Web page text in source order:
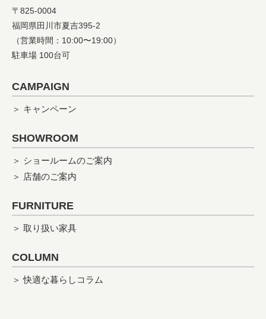
〒825-0004
福岡県田川市夏吉395-2
（営業時間：10:00〜19:00）
駐車場 100台可
CAMPAIGN
＞ キャンペーン
SHOWROOM
＞ ショールームのご案内
＞ 店舗のご案内
FURNITURE
＞ 取り扱い家具
COLUMN
＞ 快適な暮らしコラム